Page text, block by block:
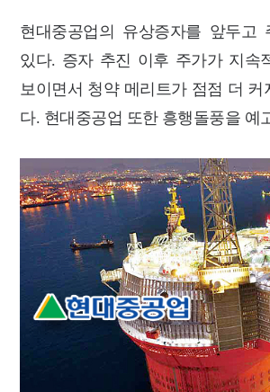
현대중공업의 유상증자를 앞두고
있다. 증자 추진 이후 주가가 지속
보이면서 청약 메리트가 점점 더 커
다. 현대중공업 또한 흥행돌풍을 예